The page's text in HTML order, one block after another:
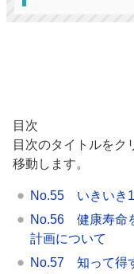
目次
目次のタイトルをク
移動します。
No.55 いきいき
No.56 健康寿命
計画について
No.57 知って得